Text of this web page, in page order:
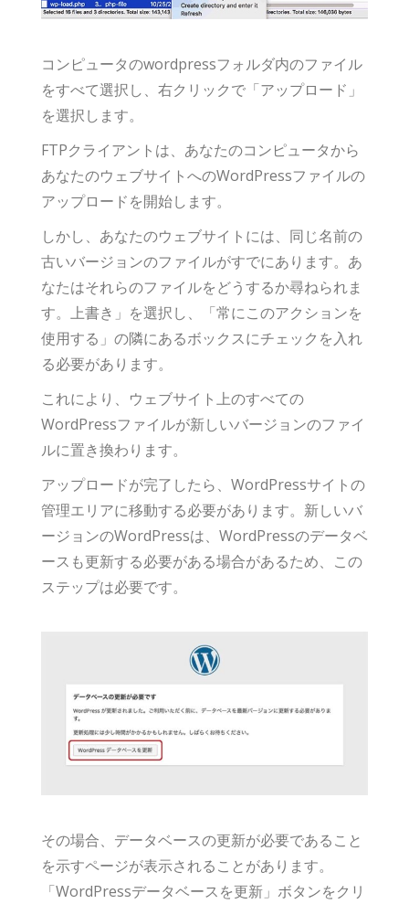
コンピュータのwordpressフォルダ内のファイル
をすべて選択し、右クリックで「アップロード」
を選択します。
FTPクライアントは、あなたのコンピュータから
あなたのウェブサイトへのWordPressファイルの
アップロードを開始します。
しかし、あなたのウェブサイトには、同じ名前の
古いバージョンのファイルがすでにあります。あ
なたはそれらのファイルをどうするか尋ねられま
す。上書き」を選択し、「常にこのアクションを
使用する」の隣にあるボックスにチェックを入れ
る必要があります。
これにより、ウェブサイト上のすべての
WordPressファイルが新しいバージョンのファイ
ルに置き換わります。
アップロードが完了したら、WordPressサイトの
管理エリアに移動する必要があります。新しいバ
ージョンのWordPressは、WordPressのデータベ
ースも更新する必要がある場合があるため、この
ステップは必要です。
その場合、データベースの更新が必要であること
を示すページが表示されることがあります。
「WordPressデータベースを更新」ボタンをクリ